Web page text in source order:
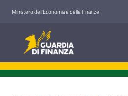
Ministero dell'Economia e delle Finanze
Guardia di Finanza
Guardia di Finanza